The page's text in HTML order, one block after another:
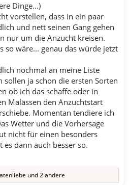
Dinge...)
vorstellen, dass in ein paar
und nett seinen Gang gehen
nur um die Anzucht kreisen.
so wäre... genau das würde jetzt
nochmal an meine Liste
sollen ja schon die ersten Sorten
ob ich das schaffe oder in
Malässen den Anzuchtstart
Momentan tendiere ich
Wetter und die Vorhersage
nicht für einen besonders
dann auch besser so.
und 2 andere